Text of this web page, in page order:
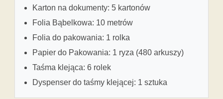
Karton na dokumenty: 5 kartonów
Folia Bąbelkowa: 10 metrów
Folia do pakowania: 1 rolka
Papier do Pakowania: 1 ryza (480 arkuszy)
Taśma klejąca: 6 rolek
Dyspenser do taśmy klejącej: 1 sztuka